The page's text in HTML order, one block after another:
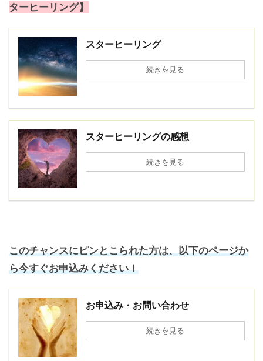
ターヒーリング】
スターヒーリング
続きを見る
スターヒーリングの感想
続きを見る
このチャンスにピンとこられた方は、以下のページか
ら今すぐお申込みください！
お申込み・お問い合わせ
続きを見る